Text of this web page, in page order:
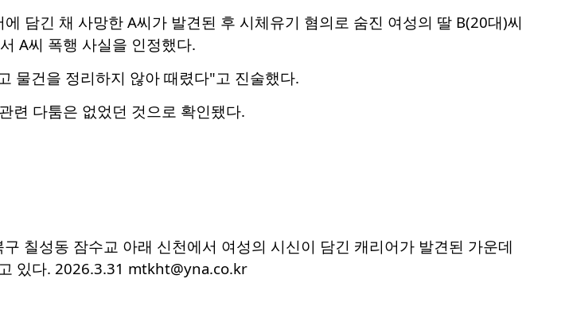
담긴 채 사망한 A씨가 발견된 후 시체유기 혐의로 숨진 여성의 딸 B(20대)씨
A씨 폭행 사실을 인정했다.
물건을 정리하지 않아 때렸다"고 진술했다.
련 다툼은 없었던 것으로 확인됐다.
칠성동 잠수교 아래 신천에서 여성의 시신이 담긴 캐리어가 발견된 가운데
있다. 2026.3.31 mtkht@yna.co.kr